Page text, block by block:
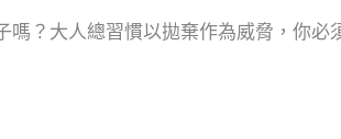
嗎？大人總習慣以拋棄作為威脅，你